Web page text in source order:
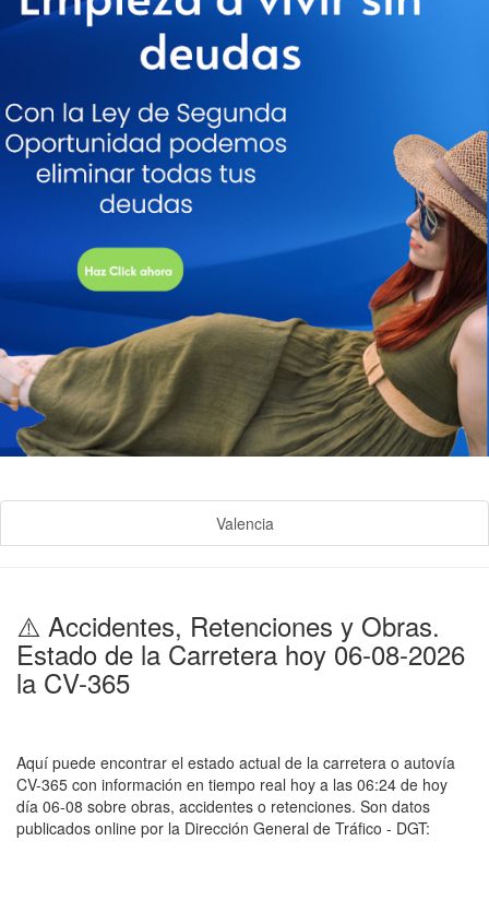
Valencia
⚠️ Accidentes, Retenciones y Obras.
Estado de la Carretera hoy 06-08-2026
la CV-365
Aquí puede encontrar el estado actual de la carretera o autovía
CV-365 con información en tiempo real hoy a las 06:24 de hoy
día 06-08 sobre obras, accidentes o retenciones. Son datos
publicados online por la Dirección General de Tráfico - DGT: